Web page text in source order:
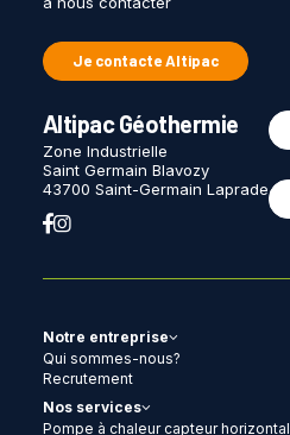
Je contacte Altipac
Altipac Géothermie
Zone Industrielle
Saint Germain Blavozy
43700 Saint-Germain Laprade
Notre entreprise
Qui sommes-nous?
Recrutement
Nos services
Pompe à chaleur capteur horizontal